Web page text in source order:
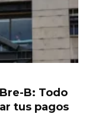
B: Todo
tus pagos